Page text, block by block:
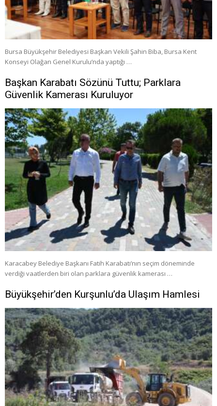
Bursa Büyükşehir Belediyesi Başkan Vekili Şahin Biba, Bursa Kent
Konseyi Olağan Genel Kurulu’nda yaptığı …
Başkan Karabatı Sözünü Tuttu; Parklara
Güvenlik Kamerası Kuruluyor
Karacabey Belediye Başkanı Fatih Karabatı’nın seçim döneminde
verdiği vaatlerden biri olan parklara güvenlik kamerası …
Büyükşehir’den Kurşunlu’da Ulaşım Hamlesi